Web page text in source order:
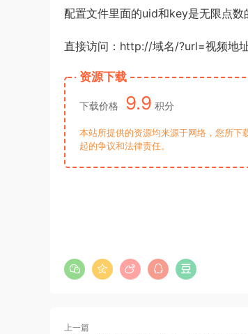
配置文件里面的uid和key是无限点数
直接访问：http://域名/?url=视频地
资源下载
下载价格 9.9 积分
本站所提供的资源均来源于网络，您所下
起的争议和法律责任。
上一篇